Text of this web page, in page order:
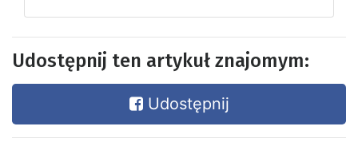
Udostępnij ten artykuł znajomym:
Udostępnij